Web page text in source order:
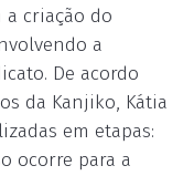
criação do
a
De acordo
da Kanjiko, Kátia
em etapas:
ocorre para a